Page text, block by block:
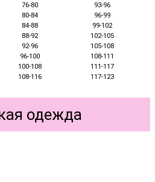
76-80
93-96
80-84
96-99
84-88
99-102
88-92
102-105
92-96
105-108
96-100
108-111
100-108
111-117
108-116 117-123
одежда